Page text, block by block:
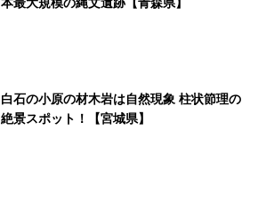
白石の小原の材木岩は自然現象 柱状節理の
絶景スポット！【宮城県】